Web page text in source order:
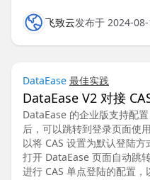
飞致云发布于 2024-
DataEase 最佳实践
DataEase V2 对接
DataEase 的企业版支持配
后，可以跳转到登录页面使
以将 CAS 设置为默认登陆方
打开 DataEase 页面自动跳
进行 CAS 单点登陆的配置，